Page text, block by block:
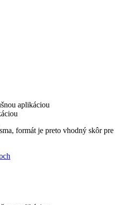
aplikáciou
formát je preto vhodný skôr pre